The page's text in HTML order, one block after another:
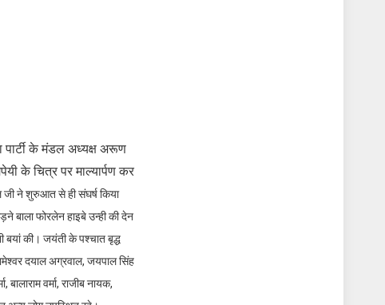
पार्टी के मंडल अध्यक्ष अरूण
के चित्र पर माल्यार्पण कर
ने शुरुआत से ही संघर्ष किया
बाला फोरलेन हाइबे उन्ही की देन
बयां की। जयंती के पश्चात बृद्ध
दयाल अग्रवाल, जयपाल सिंह
वर्मा, राजीब नायक,